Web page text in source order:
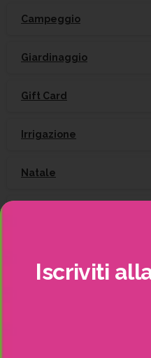
Campeggio
Giardinaggio
Gift Card
Irrigazione
Natale
Iscriviti